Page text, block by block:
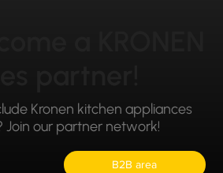
Kronen kitchen appliances
Join our partner network!
B2B area